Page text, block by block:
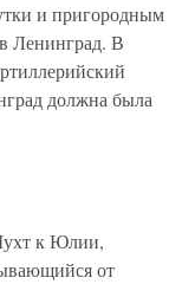
и пригородным
Ленинград. В
должна была
к Юлии,
от